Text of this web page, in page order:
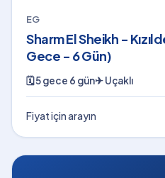
EG
Sharm El Sheikh -
Gece - 6 Gün)
🗓5 gece 6 gün✈Uçaklı
Fiyat için arayın